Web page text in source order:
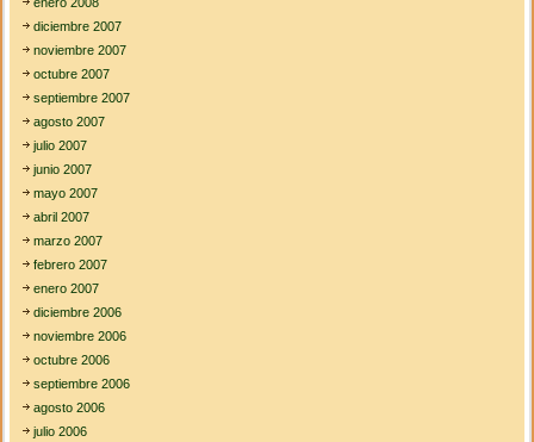
diciembre 2007
noviembre 2007
octubre 2007
septiembre 2007
agosto 2007
julio 2007
junio 2007
mayo 2007
abril 2007
marzo 2007
febrero 2007
enero 2007
diciembre 2006
noviembre 2006
octubre 2006
septiembre 2006
agosto 2006
julio 2006